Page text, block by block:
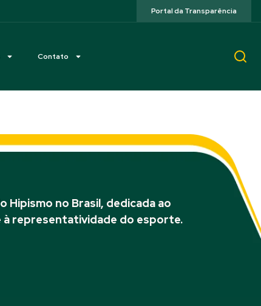
Portal da Transparência
Contato
Hipismo no Brasil, dedicada ao
à representatividade do esporte.